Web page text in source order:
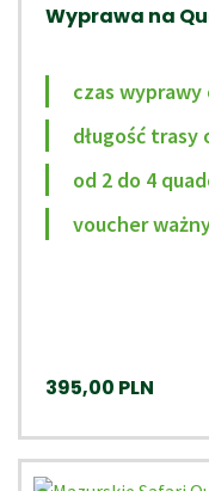
Wyprawa na
czas wyprawy
długość trasy
od 2 do 4
voucher
395,00 PLN